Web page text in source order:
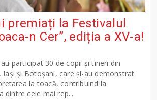
premiați la Festivalul
n Cer”, ediția a XV-a!
participat 30 de copii și tineri din
Iași și Botoșani, care și-au demonstrat
la toacă, contribuind la
dintre cele mai rep...